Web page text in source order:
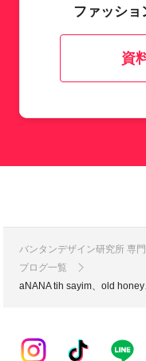
ファッショ
資
バンタンデザイン研究所 専
ブログ一覧
aNANA tih sayim、old